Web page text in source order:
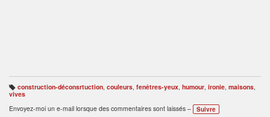
B
ali
s
e
construction-déconsrtuction, couleurs, fenêtres-yeux, humour, ironie, maisons,
vives
Envoyez-moi un e-mail lorsque des commentaires sont laissés –
Suivre